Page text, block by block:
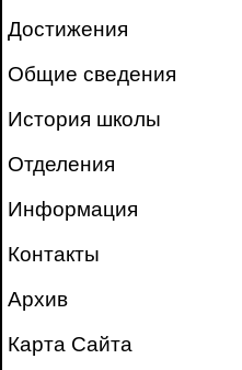
Достижения
Общие сведения
История школы
Отделения
Информация
Контакты
Архив
Карта Сайта